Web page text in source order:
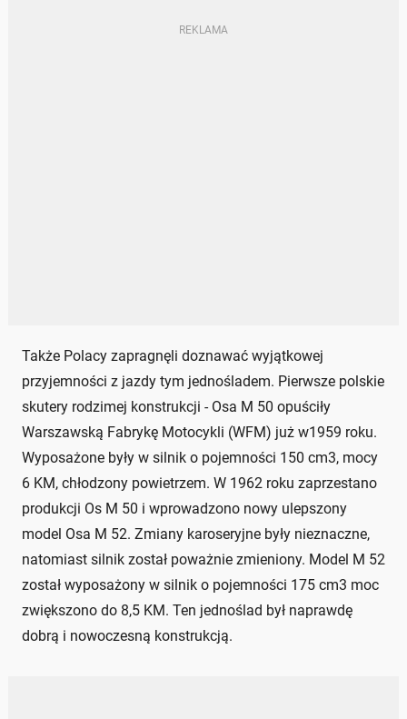
Także Polacy zapragnęli doznawać wyjątkowej
przyjemności z jazdy tym jednośladem. Pierwsze polskie
skutery rodzimej konstrukcji - Osa M 50 opuściły
Warszawską Fabrykę Motocykli (WFM) już w1959 roku.
Wyposażone były w silnik o pojemności 150 cm3, mocy
6 KM, chłodzony powietrzem. W 1962 roku zaprzestano
produkcji Os M 50 i wprowadzono nowy ulepszony
model Osa M 52. Zmiany karoseryjne były nieznaczne,
natomiast silnik został poważnie zmieniony. Model M 52
został wyposażony w silnik o pojemności 175 cm3 moc
zwiększono do 8,5 KM. Ten jednoślad był naprawdę
dobrą i nowoczesną konstrukcją.